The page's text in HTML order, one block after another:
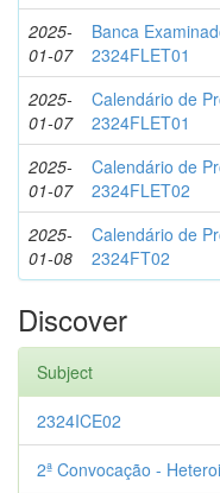
2025-
01-07
Banca
2324FLET01
2025-
01-07
Calendário de
2324FLET01
2025-
01-07
Calendário de
2324FLET02
2025-
01-08
Calendário de
2324FT02
Discover
Subject
2324ICE02
2ª Convocação -